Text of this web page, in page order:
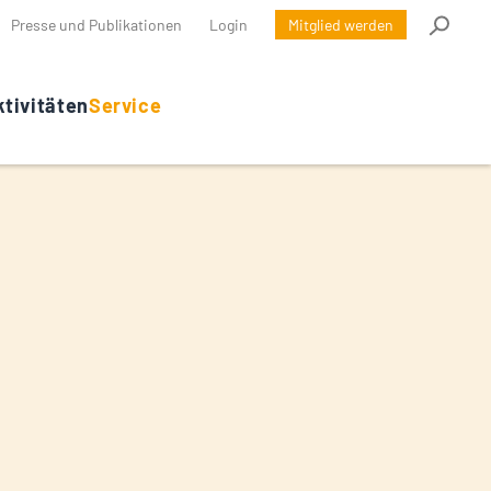
Presse und Publikationen Login Mitglied werden
Service